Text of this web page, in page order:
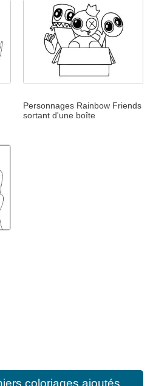
Personnages Rainbow Friends
sortant d'une boîte
coloriages ajoutés